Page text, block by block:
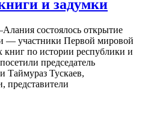
и задумки
состоялось открытие
— участники Первой мировой
по истории республики и
председатель
Таймураз Тускаев,
представители